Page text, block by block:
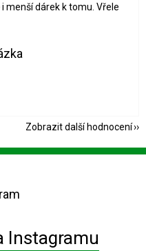
menší dárek k tomu. Vřele
1 z 5 hvězdiček.
Zobrazit další hodnocení
Instagramu